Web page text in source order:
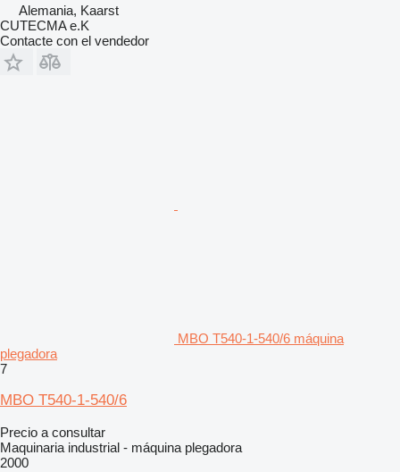
Alemania, Kaarst
CUTECMA e.K
Contacte con el vendedor
MBO T540-1-540/6 máquina
plegadora
7
MBO T540-1-540/6
Precio a consultar
Maquinaria industrial - máquina plegadora
2000